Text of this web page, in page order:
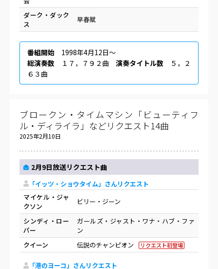
ダーク・ダック
ス
早春賦
番組開始 1998年4月12日〜
総演奏数 １７，７９２曲 演奏タイトル数 ５，２
６３曲
ブロークン・タイムマシン「ビューティフ
ル・ディライラ」などリクエスト14曲
2025年2月10日
2月9日放送リクエスト曲
「イッツ・ショウタイム」さんリクエスト
マイケル・ジャ
クソン
ビリー・ジーン
シンディ・ロー
パー
ガールズ・ジャスト・ワナ・ハブ・ファ
ン
クイーン
伝説のチャンピオン リクエスト初登場
「港のヨーコ」さんリクエスト